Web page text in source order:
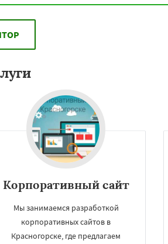
Корпоративный сайт
Мы занимаемся разработкой
корпоративных сайтов в
Красногорске, где предлагаем